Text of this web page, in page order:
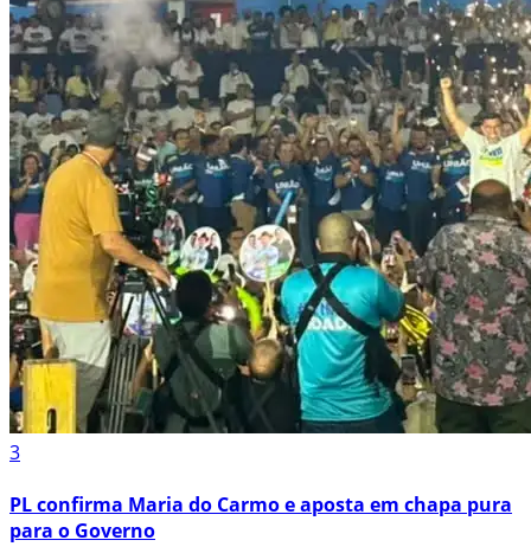
3
PL confirma Maria do Carmo e aposta em chapa pura
para o Governo